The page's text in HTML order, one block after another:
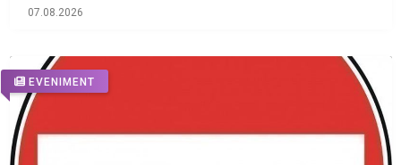
07.08.2026
EVENIMENT